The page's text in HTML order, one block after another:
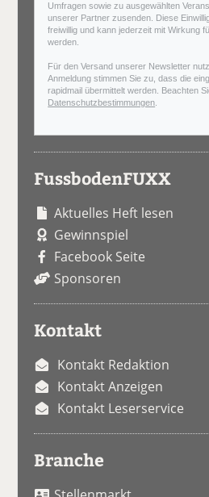
Umfragen sowie zu ausgewählten
unserer Partner zusenden. Diese
freiwillig und kann jederzeit mit Wirkung
werden.
Für den Versand unserer Newsletter
Anmeldung stimmen Sie zu, dass die
rapidmail übermittelt werden. Beachten
Datenschutzbestimmungen
FussbodenFUXX
Aktuelles Heft lesen
Gewinnspiel
Facebook Seite
Sponsoren
Kontakt
Kontakt Redaktion
Kontakt Anzeigen
Kontakt Leserservice
Branche